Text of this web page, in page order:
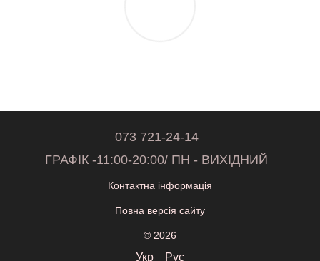
073 721-24-14
ГРАФІК -11:00-20:00/ ПН - ВИХІДНИЙ
Контактна інформація
Повна версія сайту
© 2026
Укр Рус